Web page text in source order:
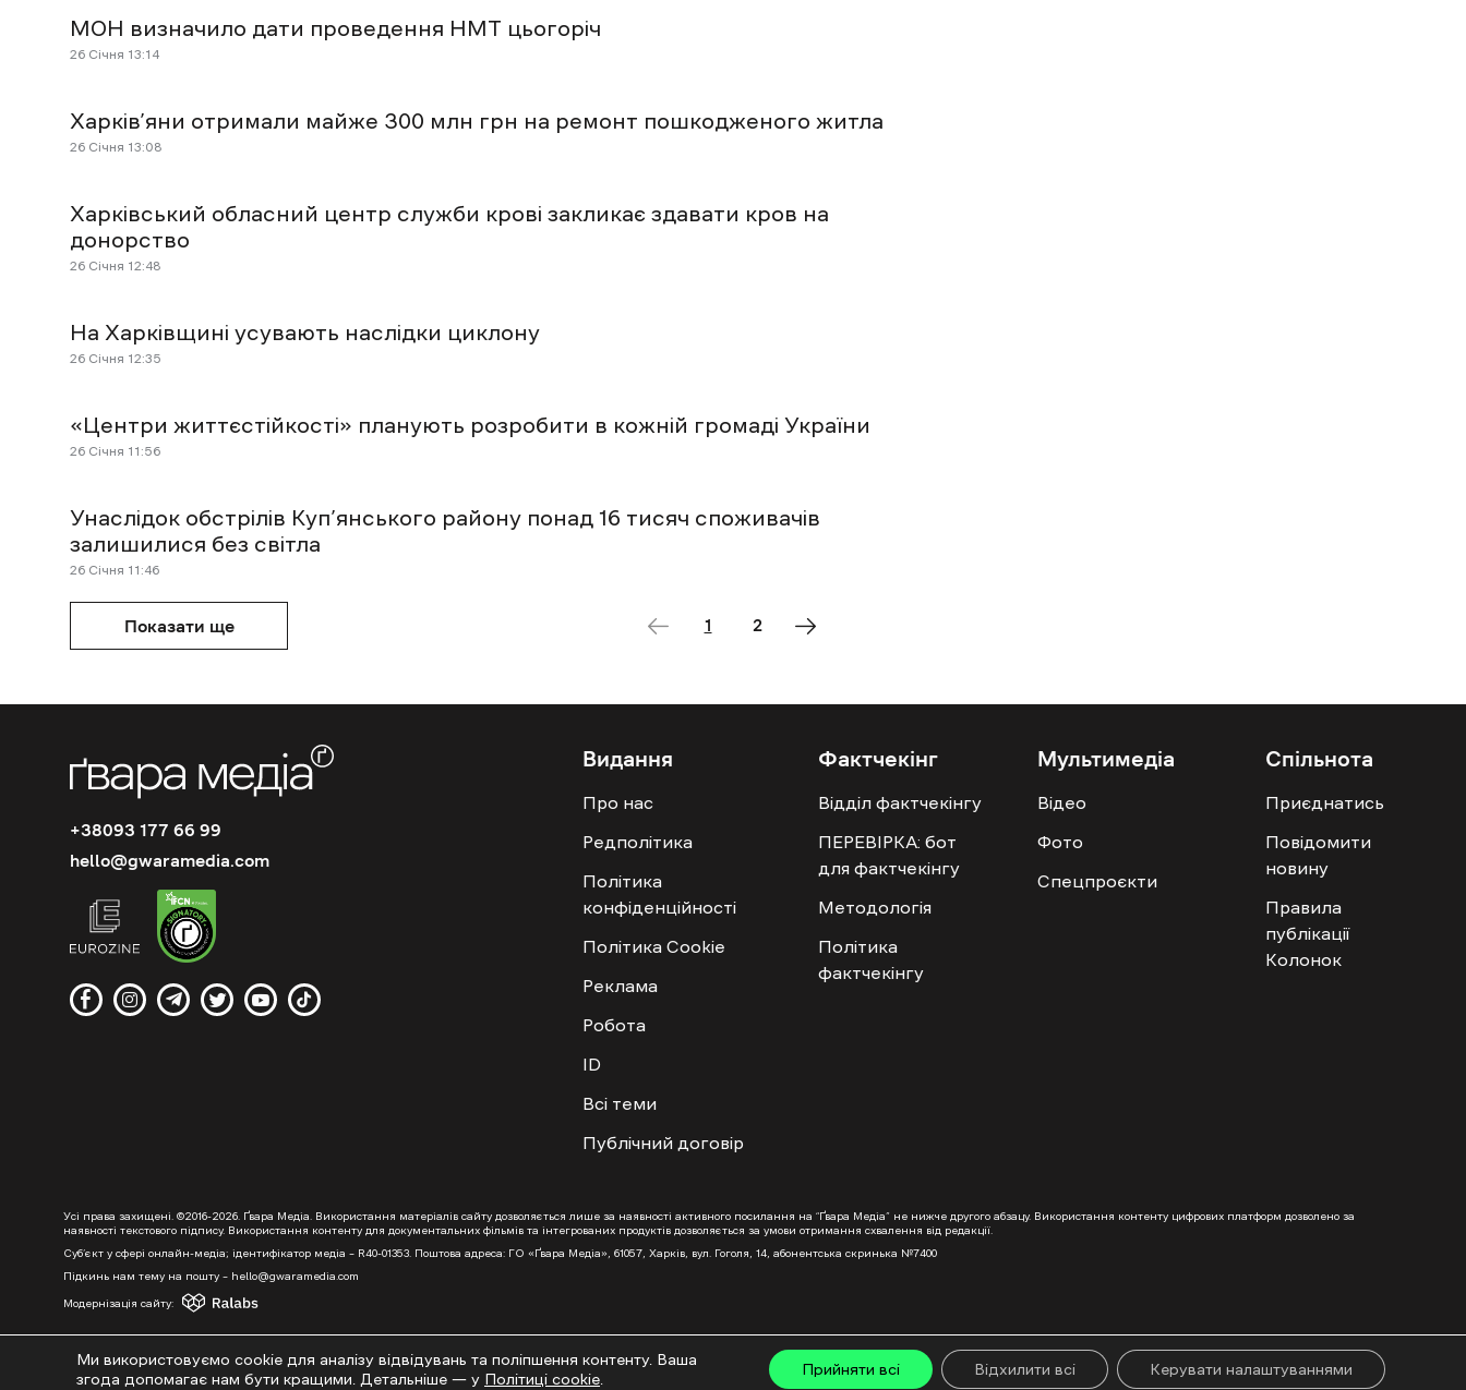
МОН визначило дати проведення НМТ цьогоріч
26 Січня 13:14
Харків’яни отримали майже 300 млн грн на ремонт пошкодженого житла
26 Січня 13:08
Харківський обласний центр служби крові закликає здавати кров на
донорство
26 Січня 12:48
На Харківщині усувають наслідки циклону
26 Січня 12:35
«Центри життєстійкості» планують розробити в кожній громаді України
26 Січня 11:56
Унаслідок обстрілів Куп’янського району понад 16 тисяч споживачів
залишилися без світла
26 Січня 11:46
Показати ще 1 2
+38093 177 66 99
hello@gwaramedia.com
Видання
Про нас
Редполітика
Політика
конфіденційності
Політика Cookie
Реклама
Робота
ID
Всі теми
Публічний договір
Фактчекінг
Відділ фактчекінгу
ПЕРЕВІРКА: бот
для фактчекінгу
Методологія
Політика
фактчекінгу
Мультимедіа
Відео
Фото
Спецпроєкти
Спільнота
Приєднатись
Повідомити
новину
Правила
публікації
Колонок
Усі права захищені. ©2016-2026. Ґвара Медіа. Використання матеріалів сайту дозволяється лише за наявності активного посилання на “Ґвара Медіа” не нижче другого абзацу. Використання контенту цифрових платформ дозволено за
наявності текстового підпису. Використання контенту для документальних фільмів та інтегрованих продуктів дозволяється за умови отримання схвалення від редакції.
Суб’єкт у сфері онлайн-медіа; ідентифікатор медіа – R40-01353. Поштова адреса: ГО «Ґвара Медіа», 61057, Харків, вул. Гоголя, 14, абонентська скринька №7400
Підкинь нам тему на пошту – hello@gwaramedia.com
Модернізація сайту:
Ми використовуємо cookie для аналізу відвідувань та поліпшення контенту. Ваша
згода допомагає нам бути кращими. Детальніше — у Політиці cookie
Прийняти всі Відхилити всі Керувати налаштуваннями